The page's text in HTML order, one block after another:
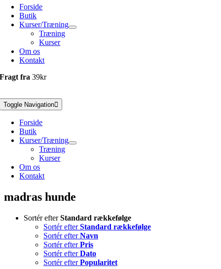
Forside
Butik
Kurser/Træning
Træning
Kurser
Om os
Kontakt
Fragt fra39kr
Toggle Navigation
Forside
Butik
Kurser/Træning
Træning
Kurser
Om os
Kontakt
madras hunde
Sortér efterStandard rækkefølge
Sortér efterStandard rækkefølge
Sortér efterNavn
Sortér efterPris
Sortér efterDato
Sortér efterPopularitet